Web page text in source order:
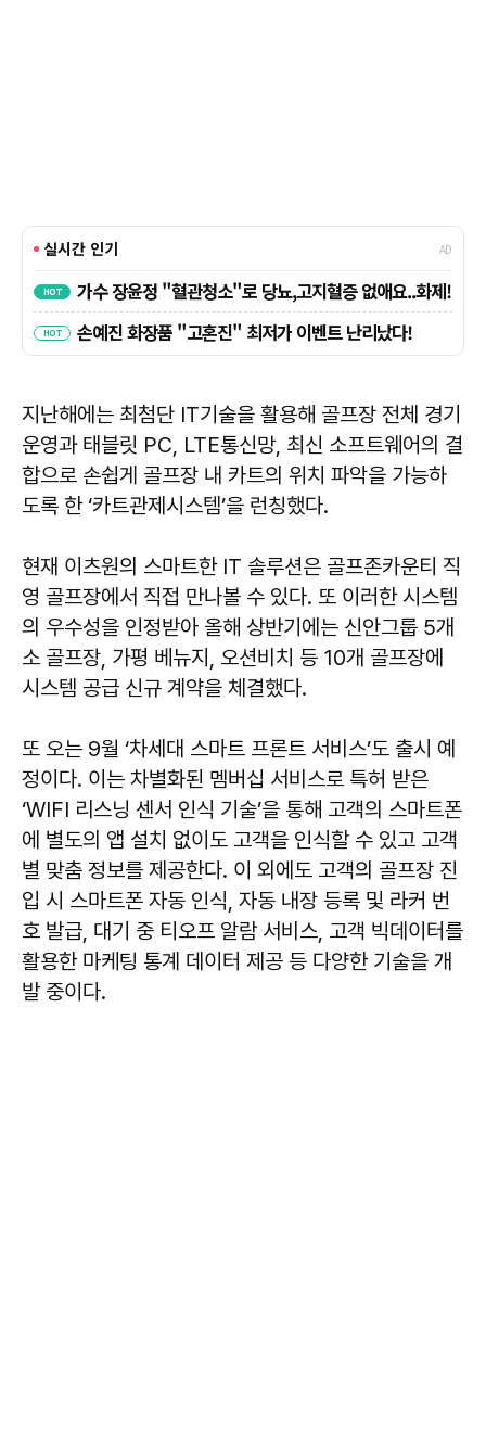
지난해에는 최첨단 IT기술을 활용해 골프장 전체 경기
운영과 태블릿 PC, LTE통신망, 최신 소프트웨어의 결
합으로 손쉽게 골프장 내 카트의 위치 파악을 가능하
도록 한 ‘카트관제시스템’을 런칭했다.
현재 이츠원의 스마트한 IT 솔루션은 골프존카운티 직
영 골프장에서 직접 만나볼 수 있다. 또 이러한 시스템
의 우수성을 인정받아 올해 상반기에는 신안그룹 5개
소 골프장, 가평 베뉴지, 오션비치 등 10개 골프장에
시스템 공급 신규 계약을 체결했다.
또 오는 9월 ‘차세대 스마트 프론트 서비스’도 출시 예
정이다. 이는 차별화된 멤버십 서비스로 특허 받은
‘WIFI 리스닝 센서 인식 기술’을 통해 고객의 스마트폰
에 별도의 앱 설치 없이도 고객을 인식할 수 있고 고객
별 맞춤 정보를 제공한다. 이 외에도 고객의 골프장 진
입 시 스마트폰 자동 인식, 자동 내장 등록 및 라커 번
호 발급, 대기 중 티오프 알람 서비스, 고객 빅데이터를
활용한 마케팅 통계 데이터 제공 등 다양한 기술을 개
발 중이다.